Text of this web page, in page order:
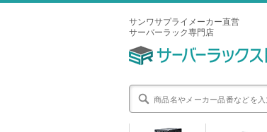
サンワサプライメーカー直営
サーバーラック専門店